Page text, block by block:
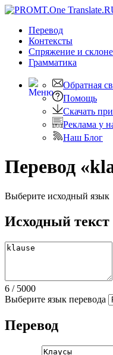
Перевод
Контексты
Спряжение и
Грамматика
Обратная
Помощь
Скачать
Реклама у
Наш Блог
Перевод
Выберите исходный язык
Исходный текст
6 / 5000
Выберите язык перевода
Перевод